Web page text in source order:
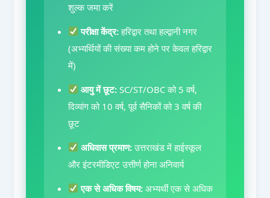
शुल्क जमा करें
परीक्षा केंद्र:हरिद्वार तथा हल्द्वानी नगर
(अभ्यर्थियों की संख्या कम होने पर केवल हरिद्वार
में)
आयु में छूट:SC/ST/OBC को 5 वर्ष,
दिव्यांग को 10 वर्ष, पूर्व सैनिकों को 3 वर्ष की
छूट
अधिवास प्रमाण:उत्तराखंड में हाईस्कूल
और इंटरमीडिएट उत्तीर्ण होना अनिवार्य
एक से अधिक विषय:अभ्यर्थी एक से अधिक